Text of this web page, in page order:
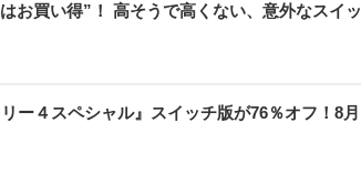
お買い得”！ 高そうで高くない、意外なスイッ
ー４スペシャル』スイッチ版が76％オフ！8月